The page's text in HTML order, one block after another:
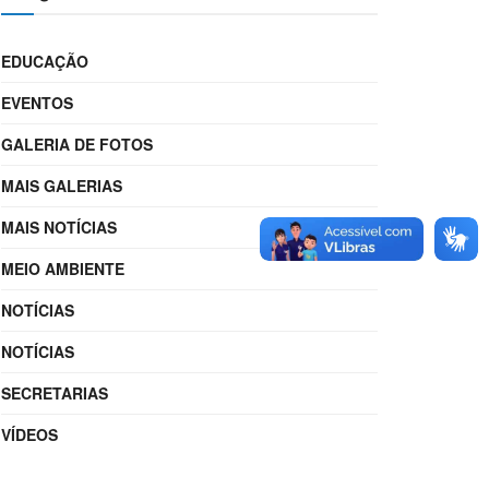
EDUCAÇÃO
EVENTOS
GALERIA DE FOTOS
MAIS GALERIAS
MAIS NOTÍCIAS
MEIO AMBIENTE
NOTÍCIAS
NOTÍCIAS
SECRETARIAS
VÍDEOS